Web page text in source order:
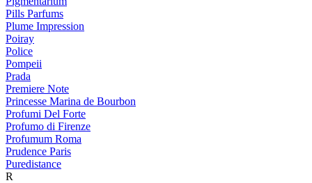
Pills Parfums
Plume Impression
Poiray
Police
Pompeii
Prada
Premiere Note
Princesse Marina de Bourbon
Profumi Del Forte
Profumo di Firenze
Profumum Roma
Prudence Paris
Puredistance
R